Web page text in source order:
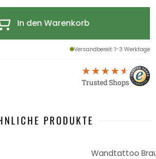
In den Warenkorb
Versandbereit: 1-3 Werktage
Trusted Shops
PRODUKTE
Wandtattoo